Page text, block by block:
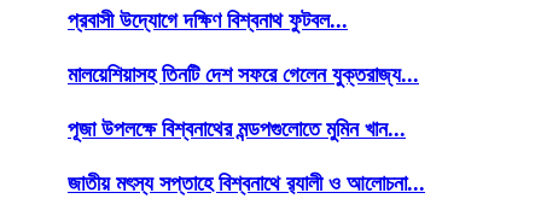
প্রবাসী উদ্যোগে দক্ষিণ বিশ্বনাথ ফুটবল...
মালয়েশিয়াসহ তিনটি দেশ সফরে গেলেন যুক্তরাজ্য...
পূজা উপলক্ষে বিশ্বনাথের মন্ডপগুলোতে মুমিন খান...
জাতীয় মৎস্য সপ্তাহে বিশ্বনাথে র‌্যালী ও আলোচনা...